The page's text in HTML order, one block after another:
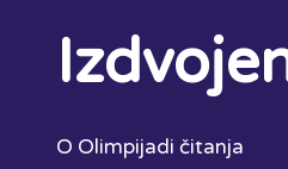
O Olimpijadi čitanja